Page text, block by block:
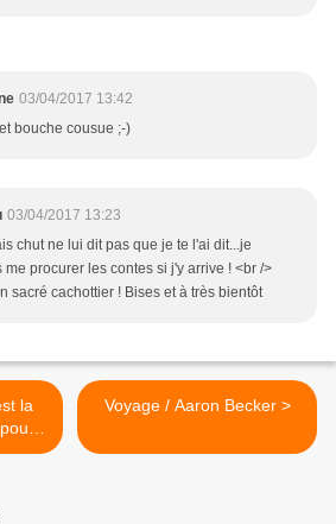
03/04/2017 13:42
bouche cousue ;-)
03/04/2017 13:23
chut ne lui dit pas que je te l'ai dit...je
me procurer les contes si j'y arrive ! <br />
sacré cachottier ! Bises et à très bientôt
Voyage / Aaron Becker >